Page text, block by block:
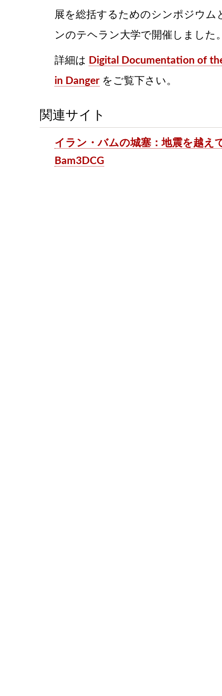
展を総括するためのシンポジウム
ンのテヘラン大学で開催しました
詳細は Digital Documentation of
in Danger をご覧下さい。
関連サイト
イラン・バムの城塞：地震を越え
Bam3DCG